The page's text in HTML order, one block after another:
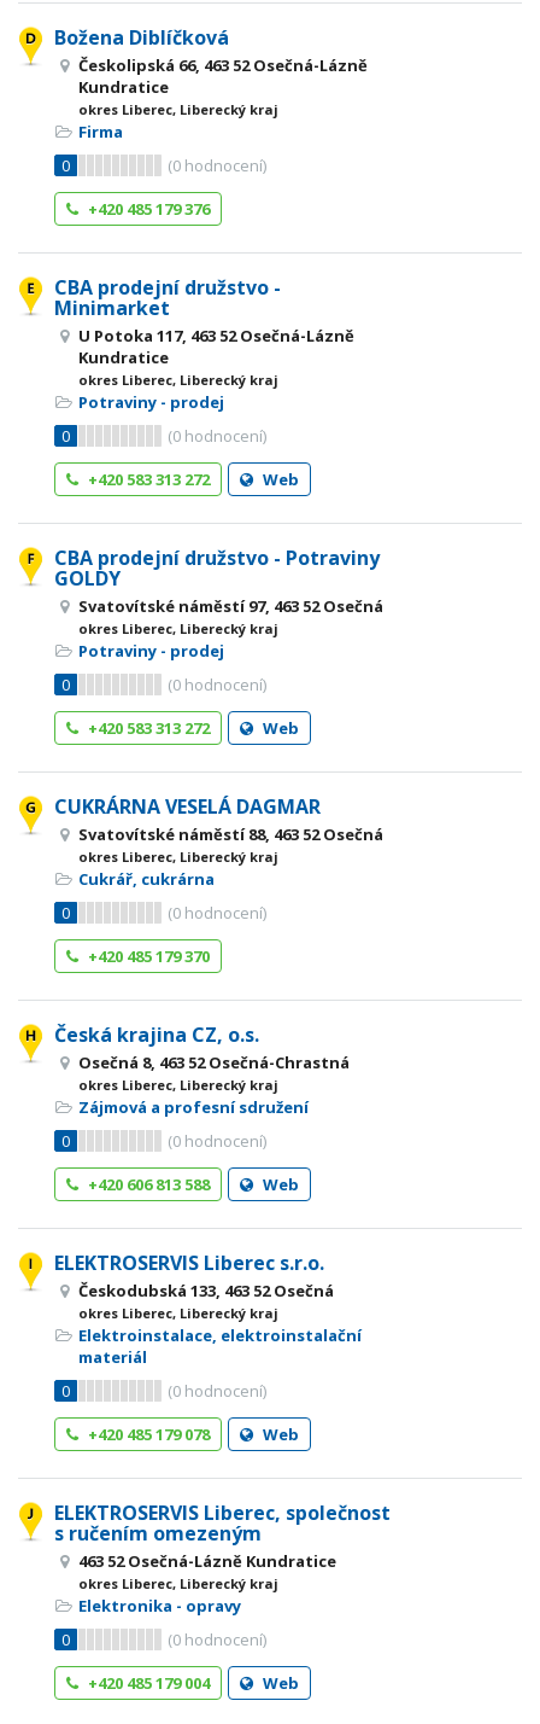
Božena Diblíčková
Českolipská 66, 463 52 Osečná-Lázně
Kundratice
okres Liberec, Liberecký kraj
Firma
0
(0 hodnocení)
+420 485 179 376
CBA prodejní družstvo -
Minimarket
U Potoka 117, 463 52 Osečná-Lázně
Kundratice
okres Liberec, Liberecký kraj
Potraviny - prodej
0
(0 hodnocení)
+420 583 313 272
Web
CBA prodejní družstvo - Potraviny
GOLDY
Svatovítské náměstí 97, 463 52 Osečná
okres Liberec, Liberecký kraj
Potraviny - prodej
0
(0 hodnocení)
+420 583 313 272
Web
CUKRÁRNA VESELÁ DAGMAR
Svatovítské náměstí 88, 463 52 Osečná
okres Liberec, Liberecký kraj
Cukrář, cukrárna
0
(0 hodnocení)
+420 485 179 370
Česká krajina CZ, o.s.
Osečná 8, 463 52 Osečná-Chrastná
okres Liberec, Liberecký kraj
Zájmová a profesní sdružení
0
(0 hodnocení)
+420 606 813 588
Web
ELEKTROSERVIS Liberec s.r.o.
Českodubská 133, 463 52 Osečná
okres Liberec, Liberecký kraj
Elektroinstalace, elektroinstalační
materiál
0
(0 hodnocení)
+420 485 179 078
Web
ELEKTROSERVIS Liberec, společnost
s ručením omezeným
463 52 Osečná-Lázně Kundratice
okres Liberec, Liberecký kraj
Elektronika - opravy
0
(0 hodnocení)
+420 485 179 004
Web